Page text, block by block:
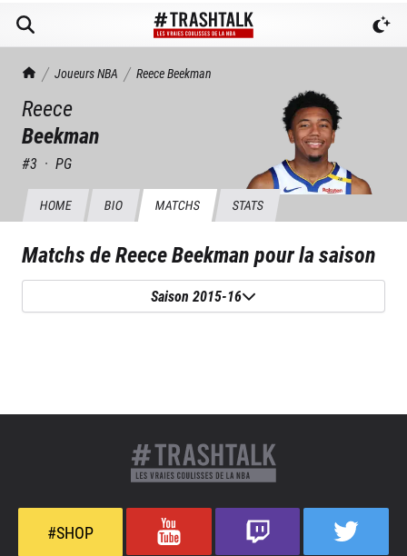
TrashTalk Actu NBA
Joueurs NBA ReeceBeekman
Reece
Beekman
#3 · PG
HOME BIO MATCHS STATS
Matchs deReece Beekmanpour la saison
Saison 2015-16
#SHOP